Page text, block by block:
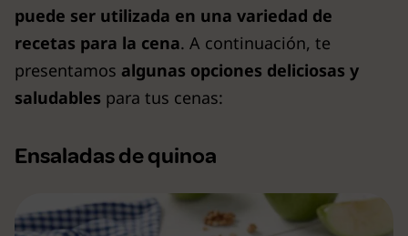
puede ser utilizada en una variedad de
recetas para la cena. A continuación, te
presentamos algunas opciones deliciosas y
saludables para tus cenas:
Ensaladas de quinoa